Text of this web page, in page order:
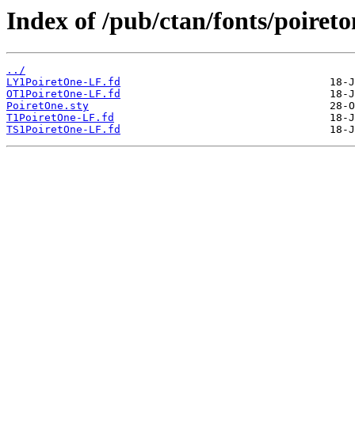
Index of /pub/ctan/fonts/
../
LY1PoiretOne-LF.fd
OT1PoiretOne-LF.fd
PoiretOne.sty
T1PoiretOne-LF.fd
TS1PoiretOne-LF.fd